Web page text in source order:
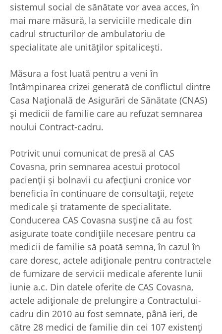
sistemul social de sănătate vor avea acces, în
mai mare măsură, la serviciile medicale din
cadrul structurilor de ambulatoriu de
specialitate ale unităţilor spitaliceşti.
Măsura a fost luată pentru a veni în
întâmpinarea crizei generată de conflictul dintre
Casa Națională de Asigurări de Sănătate (CNAS)
și medicii de familie care au refuzat semnarea
noului Contract-cadru.
Potrivit unui comunicat de presă al CAS
Covasna, prin semnarea acestui protocol
pacienţii şi bolnavii cu afecţiuni cronice vor
beneficia în continuare de consultaţii, reţete
medicale şi tratamente de specialitate.
Conducerea CAS Covasna susține că au fost
asigurate toate condiţiile necesare pentru ca
medicii de familie să poată semna, în cazul în
care doresc, actele adiţionale pentru contractele
de furnizare de servicii medicale aferente lunii
iunie a.c. Din datele oferite de CAS Covasna,
actele adiționale de prelungire a Contractului-
cadru din 2010 au fost semnate, până ieri, de
către 28 medici de familie din cei 107 existenți